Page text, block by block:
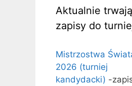
Aktualnie trwają
zapisy do
Mistrzostwa
2026 (turniej
kandydacki) -